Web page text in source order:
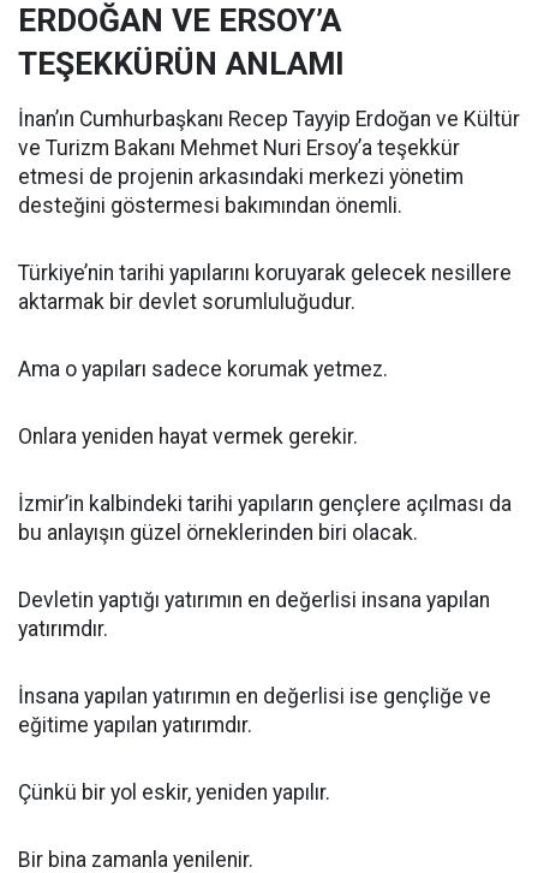
ERDOĞAN VE ERSOY’A
TEŞEKKÜRÜN ANLAMI
İnan’ın Cumhurbaşkanı Recep Tayyip Erdoğan ve Kültür
ve Turizm Bakanı Mehmet Nuri Ersoy’a teşekkür
etmesi de projenin arkasındaki merkezi yönetim
desteğini göstermesi bakımından önemli.
Türkiye’nin tarihi yapılarını koruyarak gelecek nesillere
aktarmak bir devlet sorumluluğudur.
Ama o yapıları sadece korumak yetmez.
Onlara yeniden hayat vermek gerekir.
İzmir’in kalbindeki tarihi yapıların gençlere açılması da
bu anlayışın güzel örneklerinden biri olacak.
Devletin yaptığı yatırımın en değerlisi insana yapılan
yatırımdır.
İnsana yapılan yatırımın en değerlisi ise gençliğe ve
eğitime yapılan yatırımdır.
Çünkü bir yol eskir, yeniden yapılır.
Bir bina zamanla yenilenir.